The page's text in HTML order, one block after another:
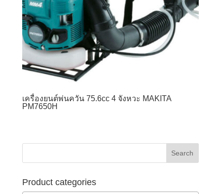
เครื่องยนต์พ่นควัน 75.6cc 4 จังหวะ MAKITA
PM7650H
Product categories